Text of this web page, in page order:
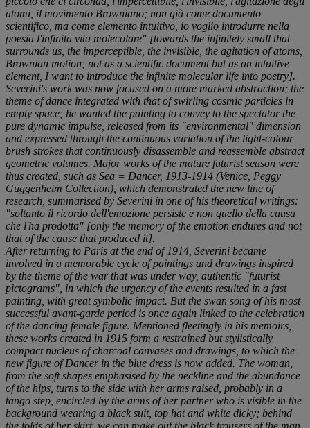
atomi, il movimento Browniano; non già come documento
scientifico, ma come elemento intuitivo, io voglio introdurre nella
poesia l'infinita vita molecolare" [towards the infinitely small that
surrounds us, the imperceptible, the invisible, the agitation of atoms,
Brownian motion; not as a scientific document but as an intuitive
element, I want to introduce the infinite molecular life into poetry].
Severini's work was now focused on a more marked abstraction; the
theme of dance integrated with that of swirling cosmic particles in
empty space; he wanted the painting to convey to the spectator the
pure dynamic impulse, released from its "environmental" dimension
and expressed through the continuous variation of the light-colour
brush strokes that continuously disassemble and reassemble abstract
geometric volumes. Major works of the mature futurist season were
thus created, such as Sea = Dancer, 1913-1914 (Venice, Peggy
Guggenheim Collection), which demonstrated the new line of
research, summarised by Severini in one of his theoretical writings:
"soltanto il ricordo dell'emozione persiste e non quello della causa
che l'ha prodotta" [only the memory of the emotion endures and not
that of the cause that produced it].
After returning to Paris at the end of 1914, Severini became
involved in a memorable cycle of paintings and drawings inspired
by the theme of the war that was under way, authentic "futurist
pictograms", in which the urgency of the events resulted in a fast
painting, with great symbolic impact. But the swan song of his most
successful avant-garde period is once again linked to the celebration
of the dancing female figure. Mentioned fleetingly in his memoirs,
these works created in 1915 form a restrained but stylistically
compact nucleus of charcoal canvases and drawings, to which the
new figure ofDancerin the blue dress is now added. The woman,
from the soft shapes emphasised by the neckline and the abundance
of the hips, turns to the side with her arms raised, probably in a
tango step, encircled by the arms of her partner who is visible in the
background wearing a black suit, top hat and white dicky; behind
the folds of her skirt, we can make out the black trousers of the man